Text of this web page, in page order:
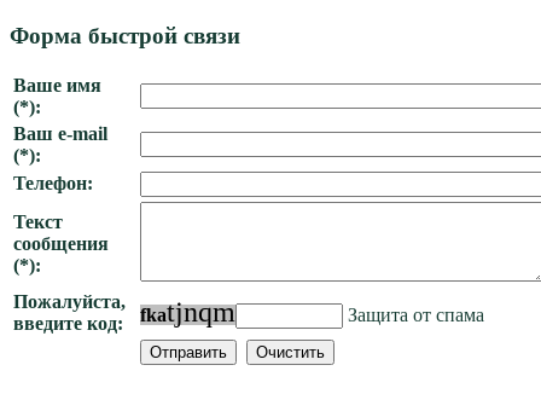
Форма быстрой связи
Ваше имя
(*):
Ваш e-mail
(*):
Телефон:
Текст
сообщения
(*):
Пожалуйста,
введите код:
fkatjnqm Защита от спама